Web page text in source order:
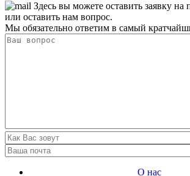
Здесь вы можете оставить заявку на
или оставить нам вопрос.
Мы обязательно ответим в самый
О нас